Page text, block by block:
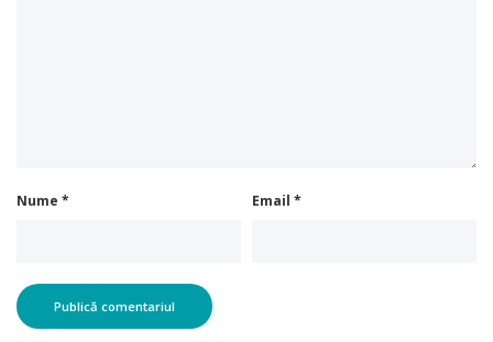
Nume * Email *